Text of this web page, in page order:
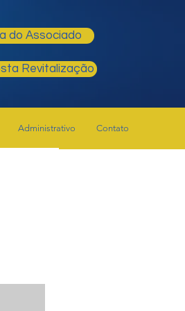
do Associado
Revitalização
Administrativo Contato